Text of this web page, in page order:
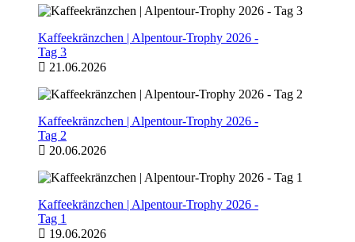
Kaffeekränzchen | Alpentour-Trophy 2026 -
Tag 3
21.06.2026
Kaffeekränzchen | Alpentour-Trophy 2026 -
Tag 2
20.06.2026
Kaffeekränzchen | Alpentour-Trophy 2026 -
Tag 1
19.06.2026